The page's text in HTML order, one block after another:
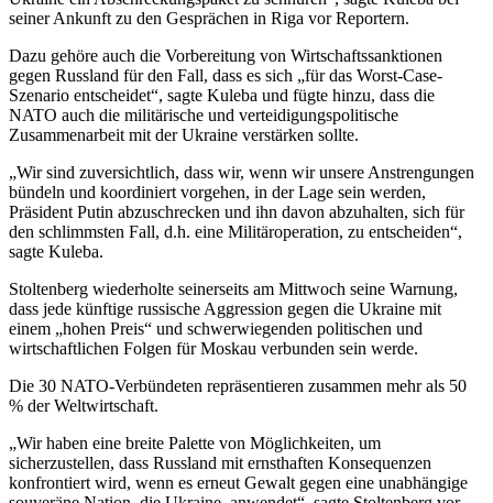
seiner Ankunft zu den Gesprächen in Riga vor Reportern.
Dazu gehöre auch die Vorbereitung von Wirtschaftssanktionen
gegen Russland für den Fall, dass es sich „für das Worst-Case-
Szenario entscheidet“, sagte Kuleba und fügte hinzu, dass die
NATO auch die militärische und verteidigungspolitische
Zusammenarbeit mit der Ukraine verstärken sollte.
„Wir sind zuversichtlich, dass wir, wenn wir unsere Anstrengungen
bündeln und koordiniert vorgehen, in der Lage sein werden,
Präsident Putin abzuschrecken und ihn davon abzuhalten, sich für
den schlimmsten Fall, d.h. eine Militäroperation, zu entscheiden“,
sagte Kuleba.
Stoltenberg wiederholte seinerseits am Mittwoch seine Warnung,
dass jede künftige russische Aggression gegen die Ukraine mit
einem „hohen Preis“ und schwerwiegenden politischen und
wirtschaftlichen Folgen für Moskau verbunden sein werde.
Die 30 NATO-Verbündeten repräsentieren zusammen mehr als 50
% der Weltwirtschaft.
„Wir haben eine breite Palette von Möglichkeiten, um
sicherzustellen, dass Russland mit ernsthaften Konsequenzen
konfrontiert wird, wenn es erneut Gewalt gegen eine unabhängige